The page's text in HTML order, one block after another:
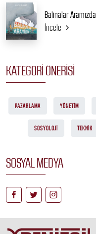
Balinalar Aramızda
İncele
KATEGORI ÖNERISI
PAZARLAMA YÖNETIM
SOSYOLOJI TEKNIK
SOSYAL MEDYA